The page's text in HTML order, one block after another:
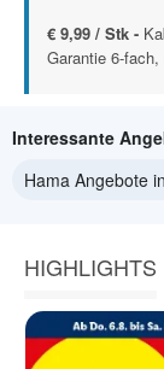
€ 9,99 / Stk -
Garantie 6-
Interessante
Hama Angebote
HIGHLIGHTS